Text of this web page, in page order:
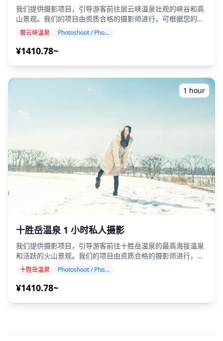
我们提供摄影项目，引导游客前往层云峡温泉壮观的峡谷和高
山景观。我们的项目由资质合格的摄影师进行，可根据您的旅
行计划进行调整，在 200 米高的壮观悬崖峡谷、银河和流星瀑
布以及乘坐索道到达的日本最早的秋叶中捕捉自然构图。 摄影
课程可在层云峡温泉的任何地方进行，最多可提前 3 天预订。
片文件将在一周内交付，您可以选择您最喜欢的 10 张照片进
行重新交付。我们将对照片进行校正，以唤起戏剧性的高山氛
围，如果需要，还可以调整情绪和色彩。 让我们通过我们的摄
拍摄当天意外下雨，则有三个选择：（1）重新安排日期和时
间，（2）更改地点，或（3）取消拍摄。 ![]
(https://assets.hldycdn.com/b925a59a-322a-446b-bc34-
5b3377b166b5.png)
層云峡温泉 Photoshoot / Photo tour
¥1410.78~
1 hour
十胜岳温泉 1 小时私人摄影
我们提供摄影项目，引导游客前往十胜岳温泉的最高海拔温泉
和活跃的火山景观。我们的项目由资质合格的摄影师进行，可
根据您的旅行计划进行调整，捕捉活火山十胜岳火山口、日本
最大的公共牧场景观以及神秘的季节性塔牛桥（幻影桥）的自
然构图。 摄影活动可在十胜岳温泉的任何地点进行，最多可提
的 100 多张照片文件将在一周内交付，您可以选择您最喜欢的
过我们的摄影服务捕捉您在十胜岳温泉的特别时刻！ ◆ 重要
十胜岳温泉 Photoshoot / Photo tour
¥1410.78~